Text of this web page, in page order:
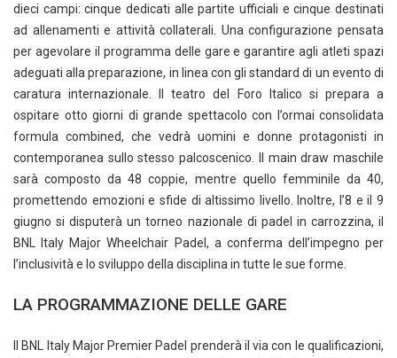
dieci campi: cinque dedicati alle partite ufficiali e cinque destinati
ad allenamenti e attività collaterali. Una configurazione pensata
per agevolare il programma delle gare e garantire agli atleti spazi
adeguati alla preparazione, in linea con gli standard di un evento di
caratura internazionale. Il teatro del Foro Italico si prepara a
ospitare otto giorni di grande spettacolo con l’ormai consolidata
formula combined, che vedrà uomini e donne protagonisti in
contemporanea sullo stesso palcoscenico. Il main draw maschile
sarà composto da 48 coppie, mentre quello femminile da 40,
promettendo emozioni e sfide di altissimo livello. Inoltre, l’8 e il 9
giugno si disputerà un torneo nazionale di padel in carrozzina, il
BNL Italy Major Wheelchair Padel, a conferma dell’impegno per
l’inclusività e lo sviluppo della disciplina in tutte le sue forme.
LA PROGRAMMAZIONE DELLE GARE
Il BNL Italy Major Premier Padel prenderà il via con le qualificazioni,